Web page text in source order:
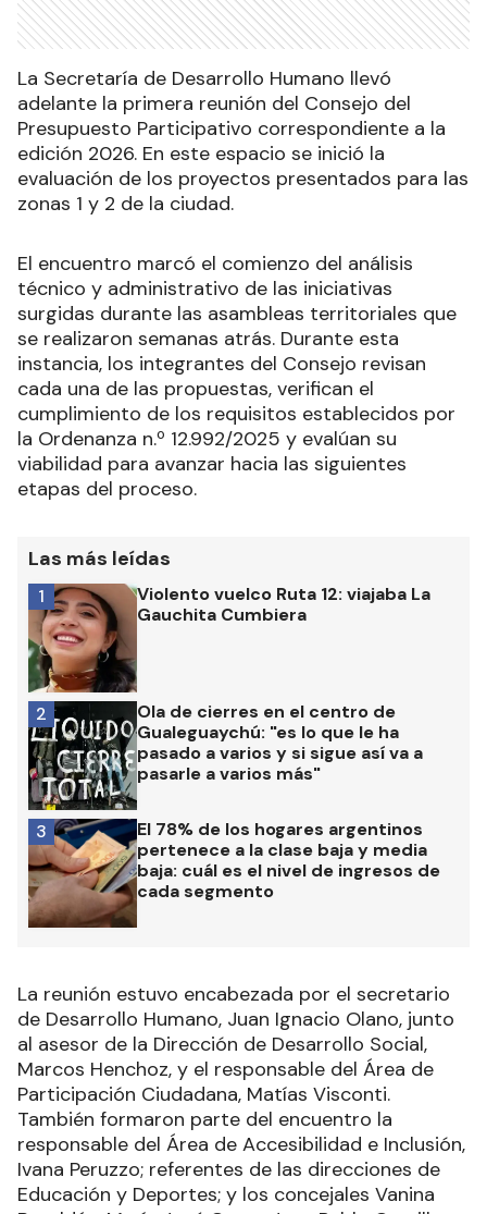
La Secretaría de Desarrollo Humano llevó
adelante la primera reunión del Consejo del
Presupuesto Participativo correspondiente a la
edición 2026. En este espacio se inició la
evaluación de los proyectos presentados para las
zonas 1 y 2 de la ciudad.
El encuentro marcó el comienzo del análisis
técnico y administrativo de las iniciativas
surgidas durante las asambleas territoriales que
se realizaron semanas atrás. Durante esta
instancia, los integrantes del Consejo revisan
cada una de las propuestas, verifican el
cumplimiento de los requisitos establecidos por
la Ordenanza n.º 12.992/2025 y evalúan su
viabilidad para avanzar hacia las siguientes
etapas del proceso.
Las más leídas
Violento vuelco Ruta 12: viajaba La
Gauchita Cumbiera
1
Ola de cierres en el centro de
Gualeguaychú: "es lo que le ha
pasado a varios y si sigue así va a
pasarle a varios más"
2
El 78% de los hogares argentinos
pertenece a la clase baja y media
baja: cuál es el nivel de ingresos de
cada segmento
3
La reunión estuvo encabezada por el secretario
de Desarrollo Humano, Juan Ignacio Olano, junto
al asesor de la Dirección de Desarrollo Social,
Marcos Henchoz, y el responsable del Área de
Participación Ciudadana, Matías Visconti.
También formaron parte del encuentro la
responsable del Área de Accesibilidad e Inclusión,
Ivana Peruzzo; referentes de las direcciones de
Educación y Deportes; y los concejales Vanina